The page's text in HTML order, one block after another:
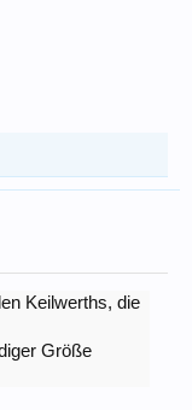
Keilwerths, die
Größe